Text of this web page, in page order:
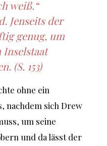
weiß.“
Jenseits der
genug, um
Inselstaat
(S. 153)
ohne ein
nachdem sich Drew
um seine
und da lässt der